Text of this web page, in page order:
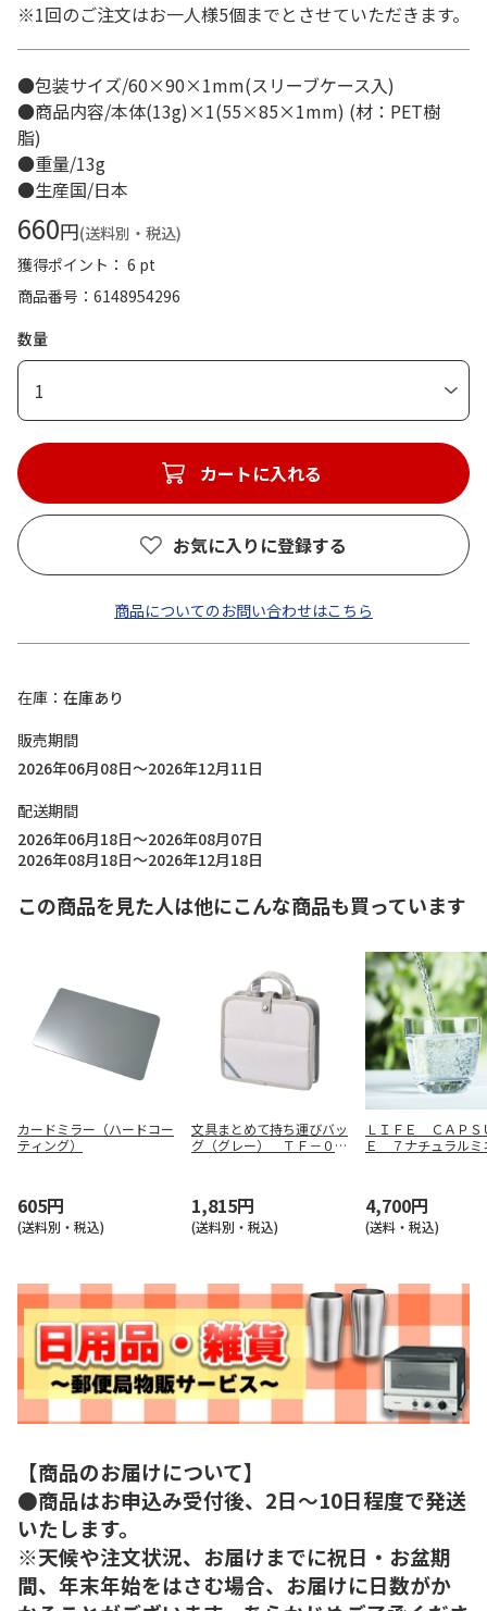
※1回のご注文はお一人様5個までとさせていただきます。
●包装サイズ/60×90×1mm(スリーブケース入)
●商品内容/本体(13g)×1(55×85×1mm) (材：PET樹
脂)
●重量/13g
●生産国/日本
660円(送料別・税込)
獲得ポイント： 6 pt
商品番号
6148954296
数量
1
カートに入れる
お気に入りに登録する
商品についてのお問い合わせはこちら
在庫
在庫あり
販売期間
2026年06月08日～2026年12月11日
配送期間
2026年06月18日～2026年08月07日
2026年08月18日～2026年12月18日
この商品を見た人は他にこんな商品も買っています
カードミラー（ハードコー
ティング）
605円
(送料別・税込)
文具まとめて持ち運びバッ
グ（グレー） ＴＦ－０１
1,815円
(送料別・税込)
ＬＩＦＥ ＣＡＰＳ
Ｅ ７ナチュラルミ
4,700円
(送料・税込)
【商品のお届けについて】
●商品はお申込み受付後、2日～10日程度で発送
いたします。
※天候や注文状況、お届けまでに祝日・お盆期
間、年末年始をはさむ場合、お届けに日数がか